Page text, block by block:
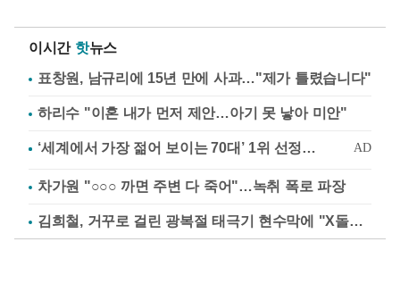
이시간 핫뉴스
표창원, 남규리에 15년 만에 사과…"제가 틀렸습니다"
하리수 "이혼 내가 먼저 제안…아기 못 낳아 미안"
차가원 "○○○ 까면 주변 다 죽어"…녹취 폭로 파장
김희철, 거꾸로 걸린 광복절 태극기 현수막에 "X돌았네"